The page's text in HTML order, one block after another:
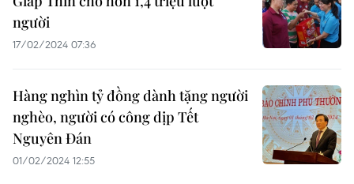
người
17/02/2024 07:36
Hàng nghìn tỷ đồng dành tặng người
nghèo, người có công dịp Tết
Nguyên Đán
01/02/2024 12:55